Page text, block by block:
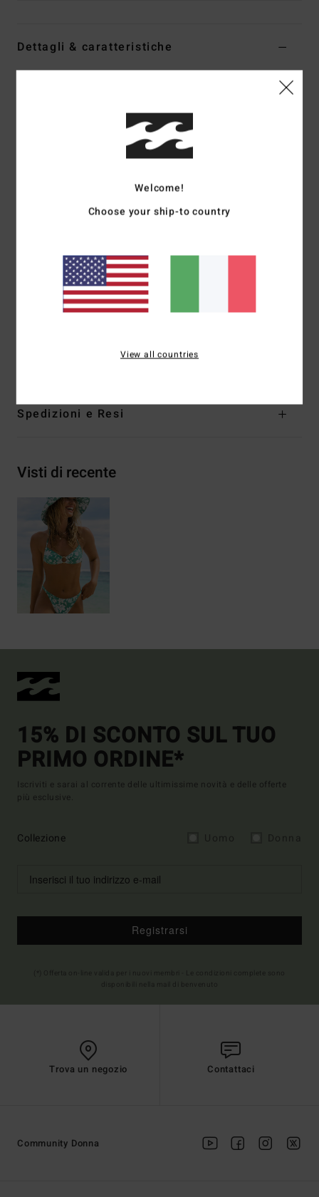
Dettagli & caratteristiche
nodi centrali sulle spalline posteriori
Copertura:copertura succinta
Chiusura:nodi sulla chiusura al centro della schiena
Marcatura:logo ricamato
Altre caratteristiche: anello centrali sul davanti
Spedizioni e Resi
Visti di recente
15% DI SCONTO SUL TUO
PRIMO ORDINE*
Iscriviti e sarai al corrente delle ultimissime novità e delle offerte
più esclusive.
Collezione
Registrarsi
Trova un negozio Contattaci
Community Donna
Welcome!
Choose your ship-to country
View all countries